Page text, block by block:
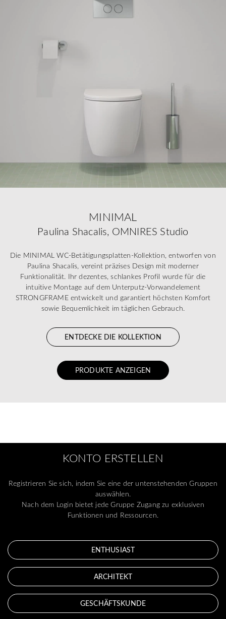
MINIMAL
Paulina Shacalis, OMNIRES Studio
Die MINIMAL WC-Betätigungsplatten-Kollektion, entworfen von
Paulina Shacalis, vereint präzises Design mit moderner
Funktionalität. Ihr dezentes, schlankes Profil wurde für die
intuitive Montage auf dem Unterputz-Vorwandelement
STRONGFRAME entwickelt und garantiert höchsten Komfort
sowie Bequemlichkeit im täglichen Gebrauch.
ENTDECKE DIE KOLLEKTION
PRODUKTE ANZEIGEN
KONTO ERSTELLEN
Registrieren Sie sich, indem Sie eine der untenstehenden Gruppen
auswählen.
Nach dem Login bietet jede Gruppe Zugang zu exklusiven
Funktionen und Ressourcen.
ENTHUSIAST
ARCHITEKT
GESCHÄFTSKUNDE